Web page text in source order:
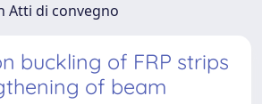
Atti di convegno
buckling of FRP strips
of beam